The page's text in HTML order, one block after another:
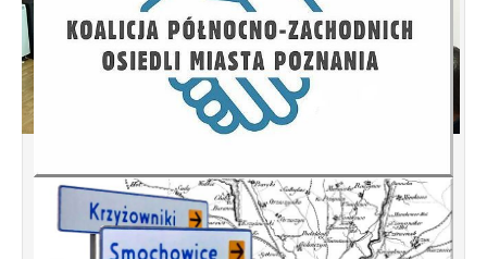
budowy ulic Łebska, Łagowska,
Kociewska, Żukowska